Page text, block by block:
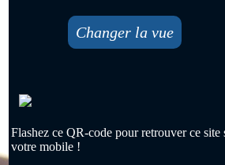
Changer la vue
Flashez ce QR-code pour retrouver ce site
votre mobile !